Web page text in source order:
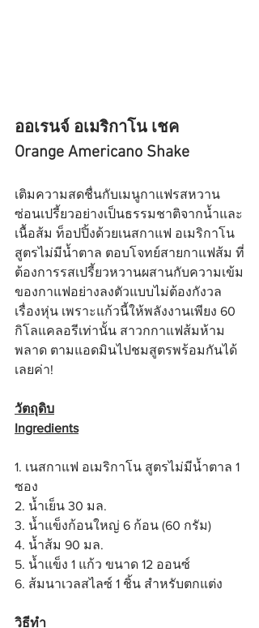
ออเรนจ์ อเมริกาโน เชค
Orange Americano Shake
เติมความสดชื่นกับเมนูกาแฟรสหวาน
ซ่อนเปรี้ยวอย่างเป็นธรรมชาติจากน้ำและ
เนื้อส้ม ท็อปปิ้งด้วยเนสกาแฟ อเมริกาโน
สูตรไม่มีน้ำตาล ตอบโจทย์สายกาแฟส้ม ที่
ต้องการรสเปรี้ยวหวานผสานกับความเข้ม
ของกาแฟอย่างลงตัวแบบไม่ต้องกังวล
เรื่องหุ่น เพราะแก้วนี้ให้พลังงานเพียง 60
กิโลแคลอรีเท่านั้น สาวกกาแฟส้มห้าม
พลาด ตามแอดมินไปชมสูตรพร้อมกันได้
เลยค่า!
วัตถุดิบ
Ingredients
1. เนสกาแฟ อเมริกาโน สูตรไม่มีน้ำตาล 1
ซอง
2. น้ำเย็น 30 มล.
3. น้ำแข็งก้อนใหญ่ 6 ก้อน (60 กรัม)
4. น้ำส้ม 90 มล.
5. น้ำแข็ง 1 แก้ว ขนาด 12 ออนซ์
6. ส้มนาเวลสไลซ์ 1 ชิ้น สำหรับตกแต่ง
วิธีทำ